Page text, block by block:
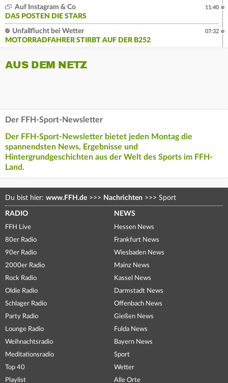
Auf Instagram & Co
DAS POSTEN DIE STARS
11:40
Unfallflucht bei Wetter
MOTORRADFAHRER STIRBT AUF DER B252
07:32
AUS DEM NETZ
Der FFH-Sport-Newsletter
Der FFH-Sport-Newsletter bietet jeden Montag die
spannendsten News, Ergebnisse und
Hintergrundgeschichten aus der Welt des Sports im FFH-
Land.
Du bist hier: www.FFH.de >>> Nachrichten >>> Sport
RADIO
FFH Live
80er Radio
90er Radio
2000er Radio
Rock Radio
Oldie Radio
Schlager Radio
Party Radio
Lounge Radio
Weihnachtsradio
Meditationsradio
Top 40
Playlist
NEWS
Hessen News
Frankfurt News
Wiesbaden News
Mainz News
Kassel News
Darmstadt News
Offenbach News
Gießen News
Fulda News
Bayern News
Sport
Wetter
Alle Orte